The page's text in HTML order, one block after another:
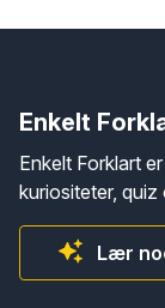
Enkelt
Enkelt Forklart
kuriositeter, quiz
Lær